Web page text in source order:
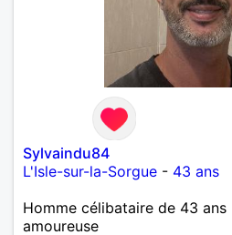
Sylvaindu84
L'Isle-sur-la-Sorgue - 43 ans
Homme célibataire de 43
amoureuse